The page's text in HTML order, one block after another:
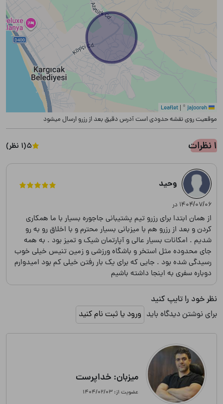
| © jajooreh
موقعیت روی نقشه حدودی است آدرس دقیق بعد از رزرو ارسال میشود
1 نظرات 5(1 نظر)
وحید
۱۴۰۴/۰۷/۰۶ در
از همان ابتدا برای رزرو تیم پشتیبانی جاجوره بسیار با ما همکاری
کردن و بعد از رزرو هم با میزبانی بسیار محترم و با اخلاق رو به رو
شدیم . امکانات بسیار عالی و آپارتمان شیک و تمیز بود . به همه
جای محدوده مثل استخر و باشگاه ورزشی و زمین تنیس خیلی خوب
رسیدگی شده بود . جایی که برای یک بار رفتن خیلی کم بود امیدوارم
دوباره سفری به اینجا داشته باشیم
نظر خود را تایپ کنید
برای نوشتن دیدگاه باید ورود یا ثبت نام کنید
میزبان: خداپرست
عضویت از: ۱۴۰۴/۰۲/۰۳